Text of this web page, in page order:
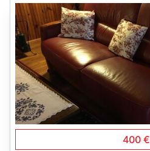
400 €